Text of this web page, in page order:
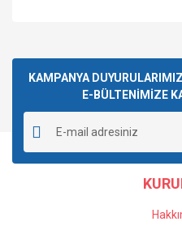
kullanarak tarafımıza
Görüş ve önerileriniz için
Ürün resmi kalitesiz,
Ürün açıklamasında eksik
Ürün bilgilerinde hatalar
Ürün fiyatı diğer sitelerden
KAMPANYA
E-BÜLTENİMİZE